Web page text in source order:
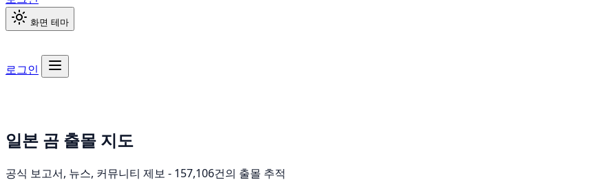
화면 테마
로그인
일본 곰 출몰 지도
공식 보고서, 뉴스, 커뮤니티 제보 - 157,106건의 출몰 추적